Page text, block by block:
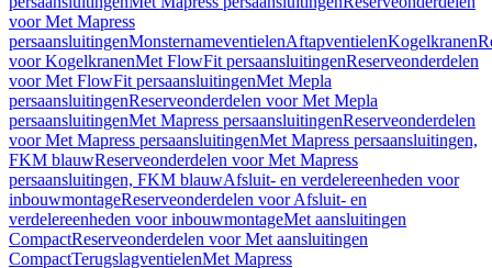
voor Met Mapress
persaansluitingenMonsternameventielenAftapventielenKogelkranen
voor KogelkranenMet FlowFit persaansluitingenReserveonderdelen
voor Met FlowFit persaansluitingenMet Mepla
persaansluitingenReserveonderdelen voor Met Mepla
persaansluitingenMet Mapress persaansluitingenReserveonderdelen
voor Met Mapress persaansluitingenMet Mapress persaansluitingen,
FKM blauwReserveonderdelen voor Met Mapress
persaansluitingen, FKM blauwAfsluit- en verdelereenheden voor
inbouwmontageReserveonderdelen voor Afsluit- en
verdelereenheden voor inbouwmontageMet aansluitingen
CompactReserveonderdelen voor Met aansluitingen
CompactTerugslagventielenMet Mapress